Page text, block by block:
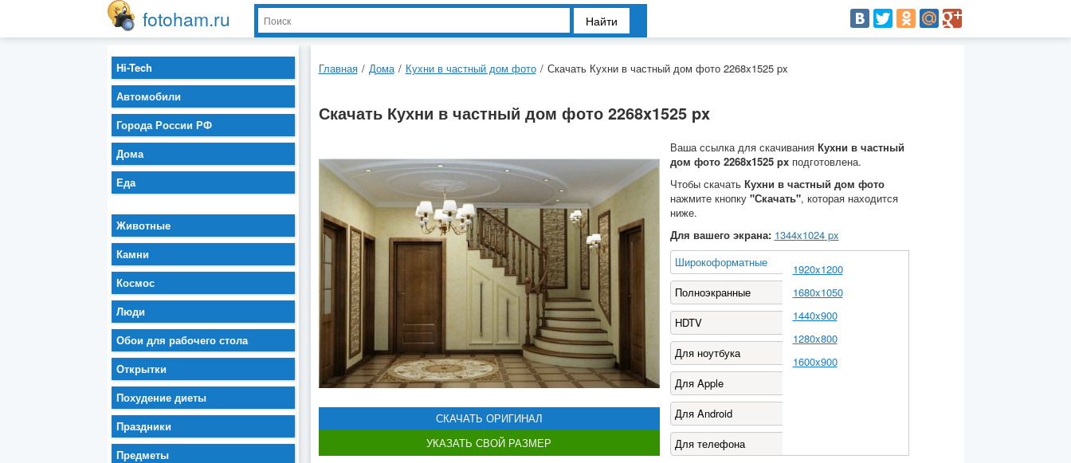
fotoham.ru Найти
Главная / Дома / Кухни в частный дом фото / Скачать Кухни в частный дом фото 2268x1525 px
Скачать Кухни в частный дом фото 2268x1525 px
СКАЧАТЬ ОРИГИНАЛ
УКАЗАТЬ СВОЙ РАЗМЕР
Ваша ссылка для скачивания Кухни в частный
дом фото 2268x1525 pxподготовлена.
Чтобы скачать Кухни в частный дом фото
нажмите кнопку "Скачать", которая находится
ниже.
Для вашего экрана: 1344х1024px
Широкоформатные
Полноэкранные
HDTV
Для ноутбука
Для Apple
Для Android
Для телефона
1920x1200
1680x1050
1440x900
1280x800
1600x900
Hi-Tech
Автомобили
Города России РФ
Дома
Еда
Животные
Камни
Космос
Люди
Обои для рабочего стола
Открытки
Похудение диеты
Праздники
Предметы